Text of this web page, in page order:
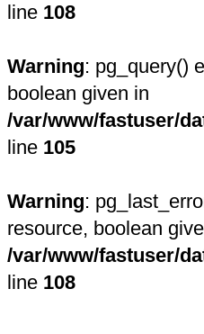
line 108
Warning: pg_query()
boolean given in
/var/www/fastuser/
line 105
Warning:
resource, boolean
/var/www/fastuser/
line 108